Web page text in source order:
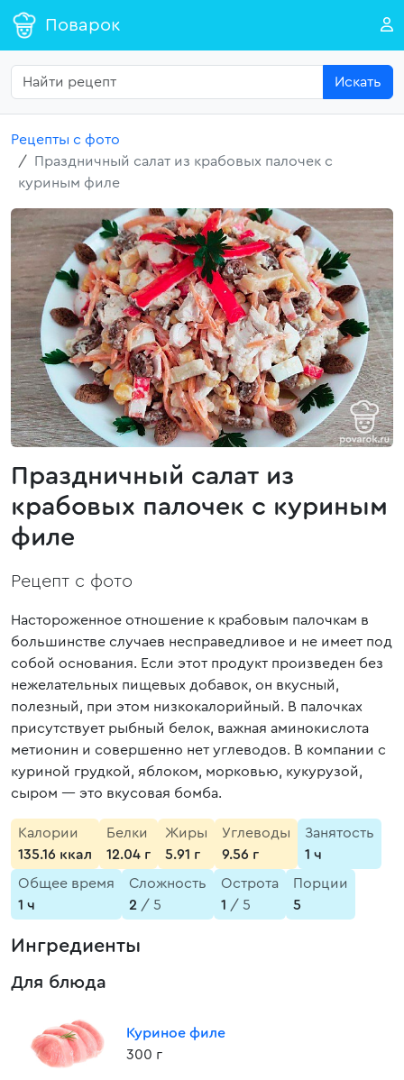
Поварок
Искать
Рецепты с фото
Праздничный салат из крабовых палочек с
куриным филе
Праздничный салат из
крабовых палочек с куриным
филе
Рецепт с фото
Настороженное отношение к крабовым палочкам в
большинстве случаев несправедливое и не имеет под
собой основания. Если этот продукт произведен без
нежелательных пищевых добавок, он вкусный,
полезный, при этом низкокалорийный. В палочках
присутствует рыбный белок, важная аминокислота
метионин и совершенно нет углеводов. В компании с
куриной грудкой, яблоком, морковью, кукурузой,
сыром — это вкусовая бомба.
Калории
135.16 ккал
Белки
12.04 г
Жиры
5.91 г
Углеводы
9.56 г
Занятость
1 ч
Общее время
1 ч
Сложность
2 / 5
Острота
1 / 5
Порции
5
Ингредиенты
Для блюда
Куриное филе
300 г